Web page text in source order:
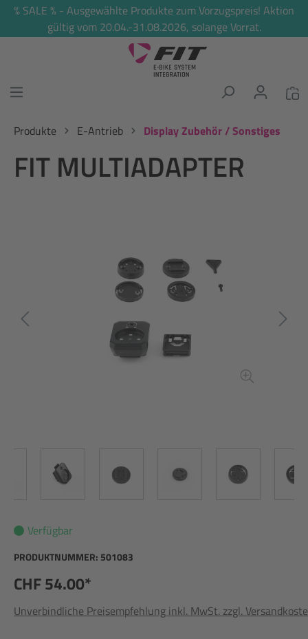
springen
% SALE % - Ausgewählte Produkte zum Vorzugspreis! Aktion
gültig vom 20.04.-31.08.2026, solange Vorrat.
Produkte E-Antrieb Display Zubehör / Sonstiges
FIT MULTIADAPTER
Verfügbar
PRODUKTNUMMER: 501083
CHF 54.00*
Unverbindliche Preisempfehlung inkl. MwSt. zzgl.